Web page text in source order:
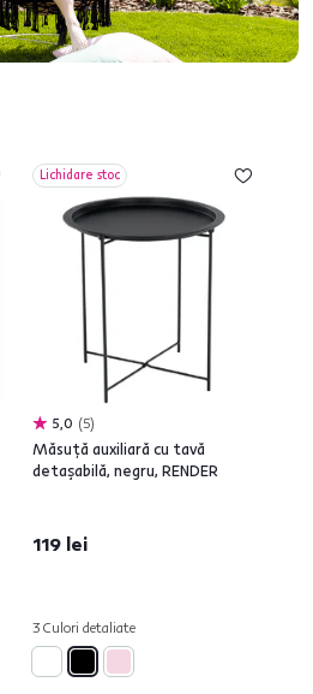
Lichidare stoc
5,0 5
Măsuţă auxiliară cu tavă
detaşabilă, negru, RENDER
119 lei
3 Culori detaliate